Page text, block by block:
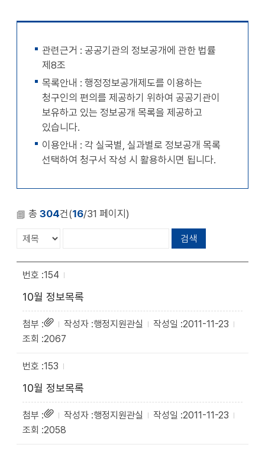
관련근거 : 공공기관의 정보공개에 관한 법률
제8조
목록안내 : 행정정보공개제도를 이용하는
청구인의 편의를 제공하기 위하여 공공기관이
보유하고 있는 정보공개 목록을 제공하고
있습니다.
이용안내 : 각 실국별, 실과별로 정보공개 목록
선택하여 청구서 작성 시 활용하시면 됩니다.
총 304건(16/31 페이지)
154
10월 정보목록
행정지원관실
2011-11-23
2067
153
10월 정보목록
행정지원관실
2011-11-23
2058